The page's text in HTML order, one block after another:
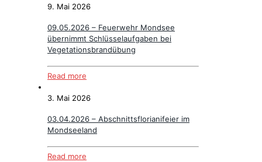
9. Mai 2026
09.05.2026 – Feuerwehr Mondsee
übernimmt Schlüsselaufgaben bei
Vegetationsbrandübung
Read more
3. Mai 2026
03.04.2026 – Abschnittsflorianifeier im
Mondseeland
Read more